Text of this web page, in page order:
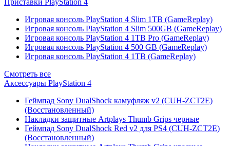
Приставки PlayStation 4
Игровая консоль PlayStation 4 Slim 1TB (GameReplay)
Игровая консоль PlayStation 4 Slim 500GB (GameReplay)
Игровая консоль PlayStation 4 1TB Pro (GameReplay)
Игровая консоль PlayStation 4 500 GB (GameReplay)
Игровая консоль PlayStation 4 1TB (GameReplay)
Смотреть все
Аксессуары PlayStation 4
Геймпад Sony DualShock камуфляж v2 (CUH-ZCT2E)
(Восстановленный)
Накладки защитные Artplays Thumb Grips черные
Геймпад Sony DualShock Red v2 для PS4 (CUH-ZCT2E)
(Восстановленный)